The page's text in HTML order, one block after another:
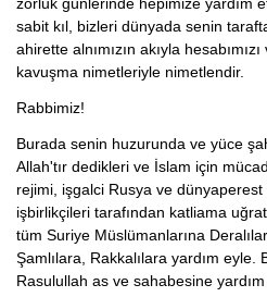
sabit kıl, bizleri dünyada senin
ahirette alnımızın akıyla
kavuşma nimetleriyle nimetlendir.
Rabbimiz!
Burada senin huzurunda ve yüce
Allah'tır dedikleri ve İslam için
rejimi, işgalci Rusya ve dünyaperest
işbirlikçileri tarafından katliama
tüm Suriye Müslümanlarına
Şamlılara, Rakkalılara yardım
Rasulullah as ve sahabesine